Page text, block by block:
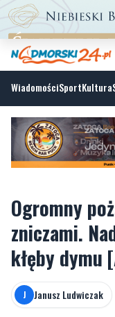
WiadomościSportKultura
Ogromny
zniczami.
kłęby dymu
J Janusz Ludwiczak